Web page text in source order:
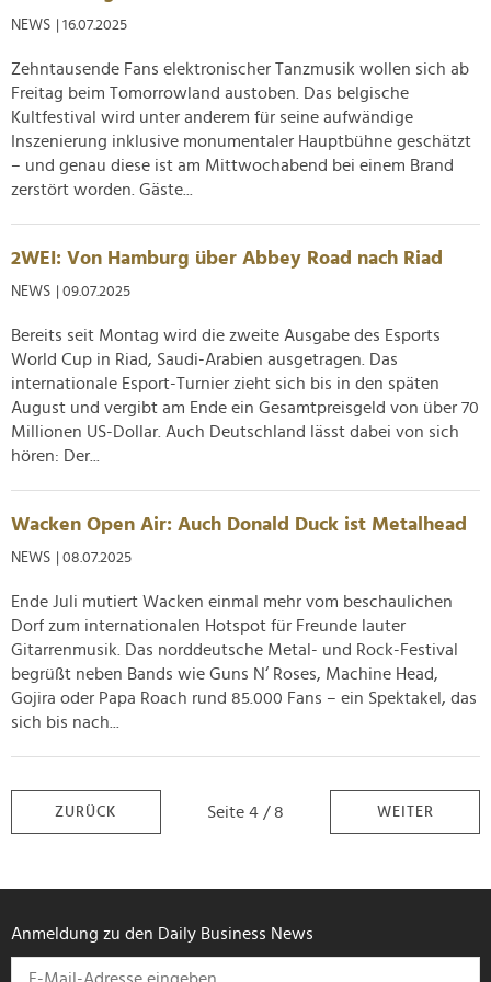
soziale Medien, Werbung und Analysen weiter. Unsere
weiteren Daten zusammen, die Sie ihnen bereitgestellt
haben oder die sie im Rahmen Ihrer Nutzung der Dienste
gesammelt haben.
NEWS | 16.07.2025
Zehntausende Fans elektronischer Tanzmusik wollen sich ab
Freitag beim Tomorrowland austoben. Das belgische
Kultfestival wird unter anderem für seine aufwändige
Inszenierung inklusive monumentaler Hauptbühne geschätzt
– und genau diese ist am Mittwochabend bei einem Brand
zerstört worden. Gäste...
2WEI: Von Hamburg über Abbey Road nach Riad
NEWS | 09.07.2025
Bereits seit Montag wird die zweite Ausgabe des Esports
World Cup in Riad, Saudi-Arabien ausgetragen. Das
internationale Esport-Turnier zieht sich bis in den späten
August und vergibt am Ende ein Gesamtpreisgeld von über 70
Millionen US-Dollar. Auch Deutschland lässt dabei von sich
hören: Der...
Wacken Open Air: Auch Donald Duck ist Metalhead
NEWS | 08.07.2025
Ende Juli mutiert Wacken einmal mehr vom beschaulichen
Dorf zum internationalen Hotspot für Freunde lauter
Gitarrenmusik. Das norddeutsche Metal- und Rock-Festival
begrüßt neben Bands wie Guns N‘ Roses, Machine Head,
Gojira oder Papa Roach rund 85.000 Fans – ein Spektakel, das
sich bis nach...
ZURÜCK Seite 4 / 8 WEITER
Anmeldung zu den Daily Business News